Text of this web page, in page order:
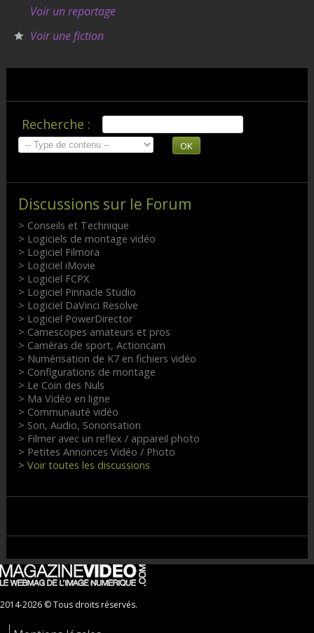
Voir un reportage
Voir une fiction
Recherche :
OK
Discussions sur le Forum
> Conseils et Technique
> Logiciels de montage vidéo
> Logiciel Filmora
> Logiciel iMovie
> Logiciel FCPX
> Logiciel Pinnacle Studio
> Logiciel DaVinci Resolve
> Logiciel PowerDirector
> Camescopes amateurs et pros
> Caméras de sport, Actioncam
> Numérisation de K7 en fichiers vidéo
> Configurations de montage
> Le Coin des Nuls
> Ma Vidéo en ligne
> Communauté vidéo
> Son, Audio, Sonorisation
> Filmer avec un reflex / appareil photo
> Petites Annonces Vidéo / Photo
> Voir toutes les discussions
2014-2026 © Tous droits réservés.